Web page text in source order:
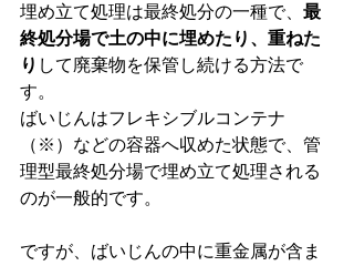
埋め立て処理は最終処分の一種で、 最
終処分場で土の中に埋めたり、重ねた
り して廃棄物を保管し続ける方法で
す。
ばいじんはフレキシブルコンテナ
（※）などの容器へ収めた状態で、管
理型最終処分場で埋め立て処理される
のが一般的です。
ですが、ばいじんの中に重金属が含ま